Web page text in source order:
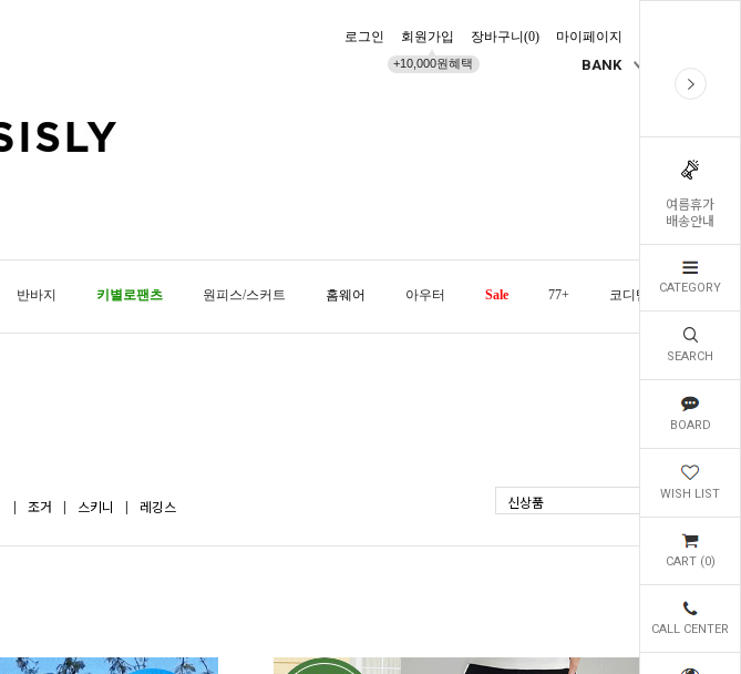
여름휴가
배송안내
CATEGORY
SEARCH
BOARD
WISH LIST
CART (0)
CALL CENTER
로그인 회원가입
+10,000원혜택
장바구니(0) 마이페이지
BANK
반바지 키별로팬츠 원피스/스커트 홈웨어 아우터 Sale 77+ 코디템 오늘발송
조거 스키니 레깅스 신상품